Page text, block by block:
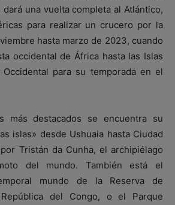
una vuelta completa al Atlántico,
para realizar un crucero por la
hasta marzo de 2023, cuando
occidental de África hasta las Islas
Occidental para su temporada en el
más destacados se encuentra su
islas» desde Ushuaia hasta Ciudad
Tristán da Cunha, el archipiélago
del mundo. También está el
mundo de la Reserva de
del Congo, o el Parque